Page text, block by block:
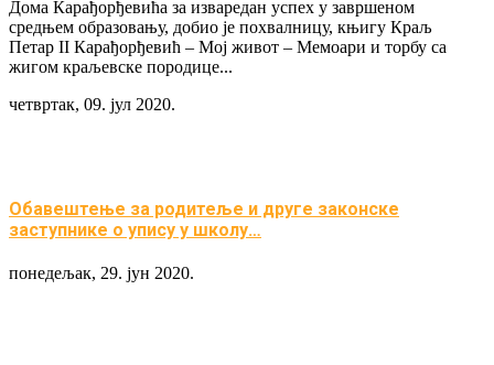
Дома Карађорђевића за изваредан успех у завршеном
средњем образовању, добио је похвалницу, књигу Краљ
Петар II Карађорђевић – Мој живот – Мемоари и торбу са
жигом краљевске породице...
четвртак, 09. јул 2020.
Обавештење за родитеље и друге законске
заступнике о упису у школу…
понедељак, 29. јун 2020.